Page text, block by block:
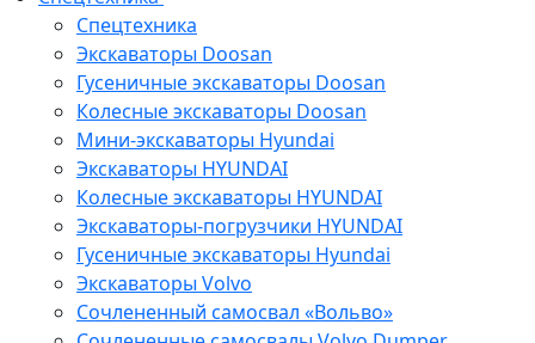
Спецтехника
Экскаваторы Doosan
Гусеничные экскаваторы Doosan
Колесные экскаваторы Doosan
Мини-экскаваторы Hyundai
Экскаваторы HYUNDAI
Колесные экскаваторы HYUNDAI
Экскаваторы-погрузчики HYUNDAI
Гусеничные экскаваторы Hyundai
Экскаваторы Volvo
Сочлененный самосвал «Вольво»